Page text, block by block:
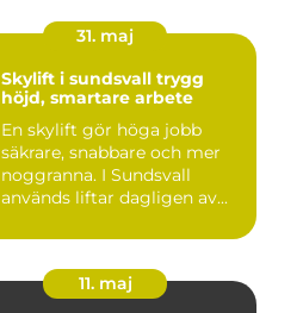
31. maj
Skylift i sundsvall trygg
höjd, smartare arbete
En skylift gör höga jobb
säkrare, snabbare och mer
noggranna. I Sundsvall
används liftar dagligen av...
11. maj